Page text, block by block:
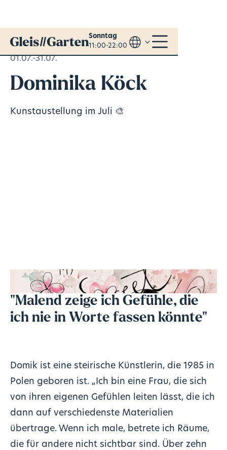
Sonntag
11:00-22:00
01.07.-31.07.
Dominika Köck
Kunstaustellung im Juli 🎨
"Malend zeige ich Gefühle, die
ich nie in Worte fassen könnte"
Domik ist eine steirische Künstlerin, die 1985 in
Polen geboren ist. „Ich bin eine Frau, die sich
von ihren eigenen Gefühlen leiten lässt, die ich
dann auf verschiedenste Materialien
übertrage. Wenn ich male, betrete ich Räume,
die für andere nicht sichtbar sind. Über zehn